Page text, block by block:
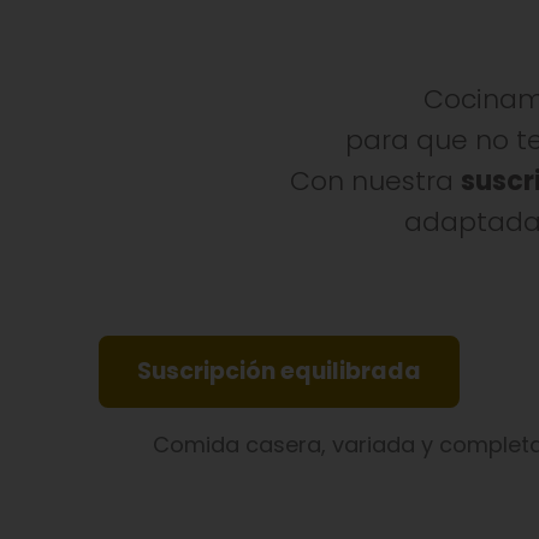
para que no
Con nuestra
Suscripción equilibrada
Comida casera, variada y